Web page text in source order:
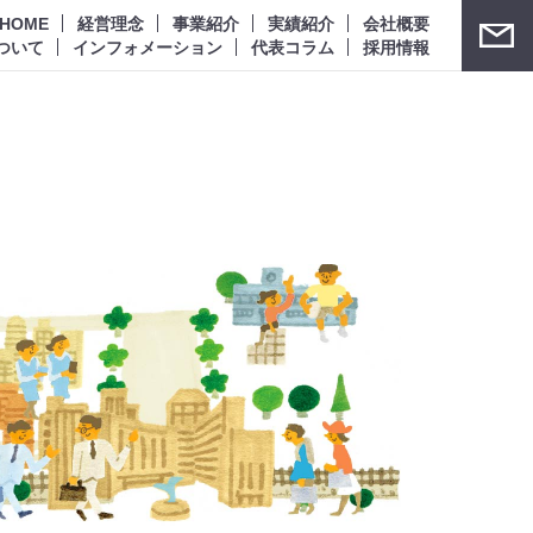
HOME 経営理念 事業紹介 実績紹介
会社概要
いて
インフォメーション 代表コラム 採用情報